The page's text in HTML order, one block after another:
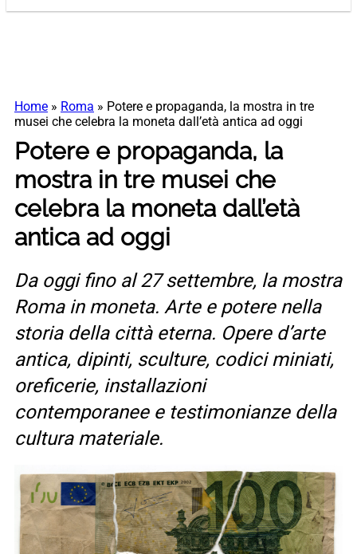
Home » Roma » Potere e propaganda, la mostra in tre
musei che celebra la moneta dall’età antica ad oggi
Potere e propaganda, la
mostra in tre musei che
celebra la moneta dall’età
antica ad oggi
Da oggi fino al 27 settembre, la mostra
Roma in moneta. Arte e potere nella
storia della città eterna. Opere d’arte
antica, dipinti, sculture, codici miniati,
oreficerie, installazioni
contemporanee e testimonianze della
cultura materiale.